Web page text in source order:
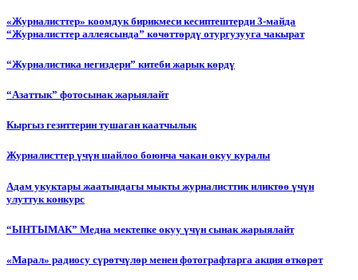
«Журналисттер» коомдук бирикмеси кесиптештерди 3-майда
“Журналисттер аллеясында” көчөттөрдү отургузууга чакырат
“Журналистика негиздери” китеби жарык көрдү
“Азаттык” фотосынак жарыялайт
Кыргыз гезиттерин тушаган каатчылык
Журналисттер үчүн шайлоо боюнча чакан окуу куралы
Адам укуктары жаатындагы мыкты журналисттик иликтөө үчүн
улуттук конкурс
“ЫНТЫМАК” Медиа мектепке окуу үчүн сынак жарыялайт
«Марал» радиосу сүрөтчүлөр менен фотографтарга акция өткөрөт